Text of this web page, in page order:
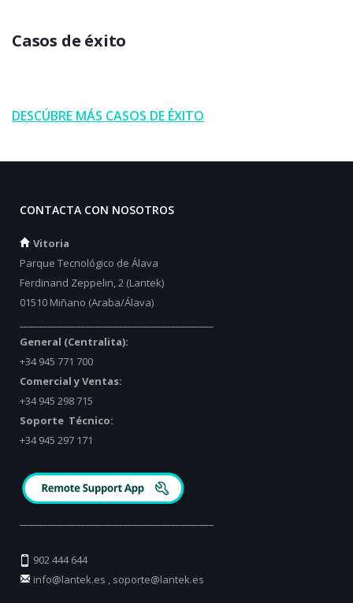
Casos de éxito
DESCÚBRE MÁS CASOS DE ÉXITO
CONTACTA CON NOSOTROS
Vitoria
Parque Tecnológico de Álava
Ferdinand Zeppelin, 2 (Lantek)
01510 Miñano (Araba/Álava)
General (Centralita):
+34 945 771 700
Comercial y Ventas:
+34 945 298 715
Soporte Técnico:
+34 945 297 171
902 444 644
info@lantek.es , soporte@lantek.es